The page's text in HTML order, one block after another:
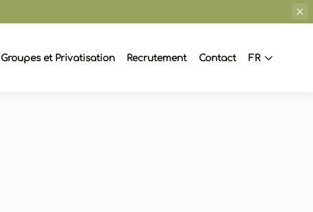
Groupes et Privatisation Recrutement Contact FR